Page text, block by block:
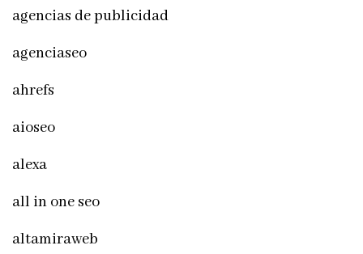
agencias de publicidad
agenciaseo
ahrefs
aioseo
alexa
all in one seo
altamiraweb